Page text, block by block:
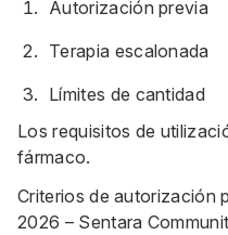
Autorización previa
Terapia escalonada
Límites de cantidad
Los requisitos de
fármaco.
Criterios de autorización
2026 – Sentara